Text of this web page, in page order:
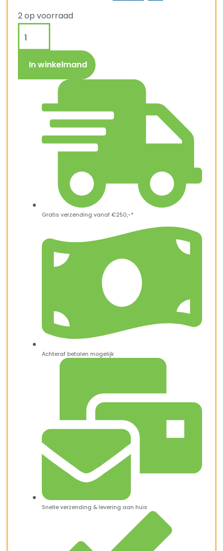
2 op voorraad
In winkelmand
Gratis verzending vanaf €250,-*
Achteraf betalen mogelijk
Snelle verzending & levering aan huis